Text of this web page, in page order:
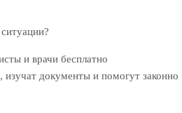
и врачи бесплатно
документы и помогут законно